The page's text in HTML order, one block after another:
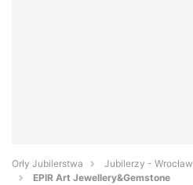
Orły Jubilerstwa
Jubilerzy - Wrocław
EPIR Art Jewellery&Gemstone